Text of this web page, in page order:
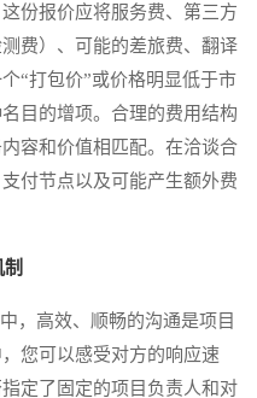
份报价应将服务费、第三方
费）、可能的差旅费、翻译
“打包价”或价格明显低于市
目的增项。合理的费用结构
容和价值相匹配。在洽谈合
付节点以及可能产生额外费
高效、顺畅的沟通是项目
您可以感受对方的响应速
定了固定的项目负责人和对